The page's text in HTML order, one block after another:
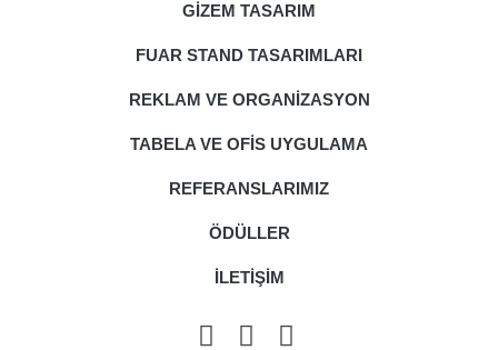
GİZEM TASARIM
FUAR STAND TASARIMLARI
REKLAM VE ORGANİZASYON
TABELA VE OFİS UYGULAMA
REFERANSLARIMIZ
ÖDÜLLER
İLETİŞİM